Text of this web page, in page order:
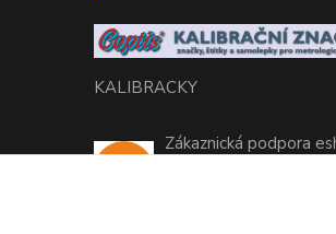
KALIBRACKY
Zákaznická podpora